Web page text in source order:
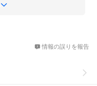
情報の誤りを報告